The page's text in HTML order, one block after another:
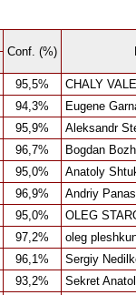
Conf. (%)
95,5%
CHALY
94,3%
Eugene
95,9%
Aleksandr
96,7%
Bogdan
95,0%
Anatoly
96,9%
Andriy
95,0%
OLEG
97,2%
oleg
96,1%
Sergiy
93,2%
Sekret